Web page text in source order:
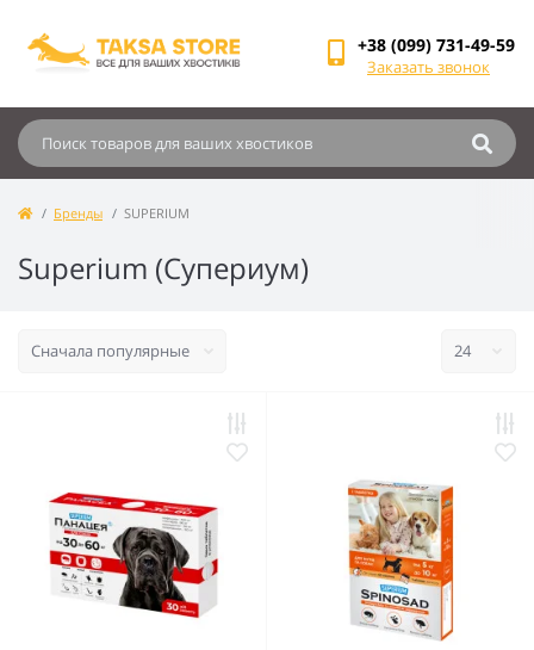
+38 (099) 731-49-59
Заказать звонок
Бренды SUPERIUM
Superium (Супериум)